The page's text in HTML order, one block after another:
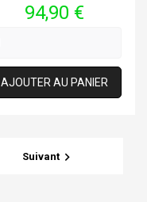
Prix
94,90 €
AJOUTER AU PANIER
Suivant 